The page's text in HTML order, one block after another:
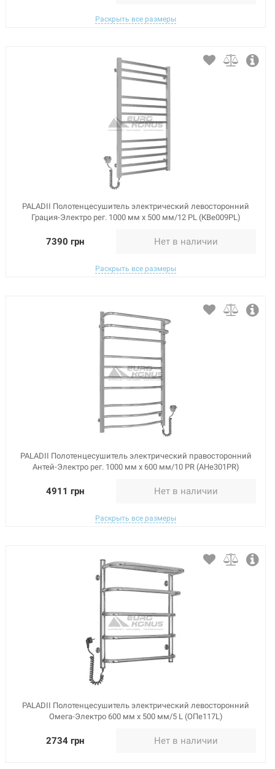
Раскрыть все размеры
PALADII Полотенцесушитель электрический левосторонний
Грация-Электро рег. 1000 мм х 500 мм/12 PL (КВе009PL)
7390 грн Нет в наличии
Раскрыть все размеры
PALADII Полотенцесушитель электрический правосторонний
Антей-Электро рег. 1000 мм х 600 мм/10 PR (АНе301PR)
4911 грн Нет в наличии
Раскрыть все размеры
PALADII Полотенцесушитель электрический левосторонний
Омега-Электро 600 мм х 500 мм/5 L (ОПе117L)
2734 грн Нет в наличии